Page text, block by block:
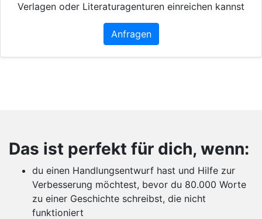
Verlagen oder Literaturagenturen einreichen kannst
Anfragen
Das ist perfekt für dich, wenn:
du einen Handlungsentwurf hast und Hilfe zur
Verbesserung möchtest, bevor du 80.000 Worte
zu einer Geschichte schreibst, die nicht
funktioniert